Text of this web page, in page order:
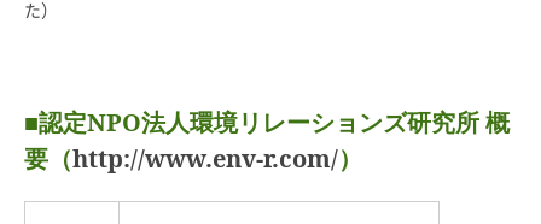
た）
■認定NPO法人環境リレーションズ研究所 概
要（http://www.env-r.com/）